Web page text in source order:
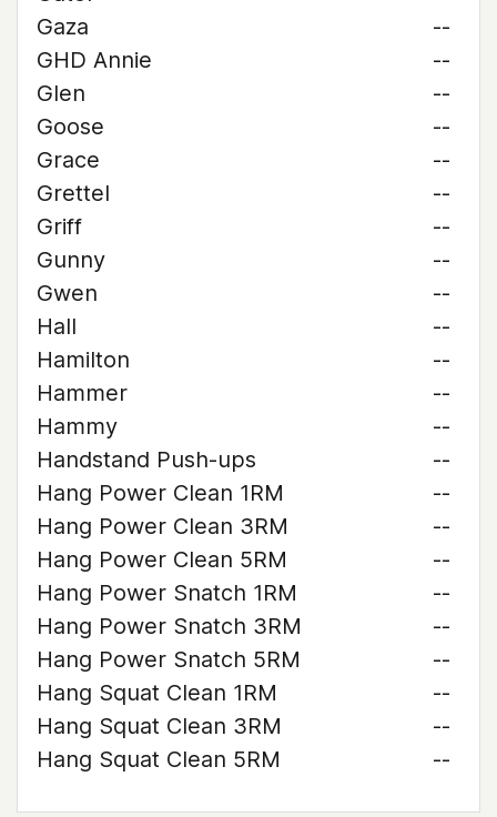
Gaza
--
GHD Annie
--
Glen
--
Goose
--
Grace
--
Grettel
--
Griff
--
Gunny
--
Gwen
--
Hall
--
Hamilton
--
Hammer
--
Hammy
--
Handstand Push-ups
--
Hang Power Clean 1RM
--
Hang Power Clean 3RM
--
Hang Power Clean 5RM
--
Hang Power Snatch 1RM
--
Hang Power Snatch 3RM
--
Hang Power Snatch 5RM
--
Hang Squat Clean 1RM
--
Hang Squat Clean 3RM
--
Hang Squat Clean 5RM
--